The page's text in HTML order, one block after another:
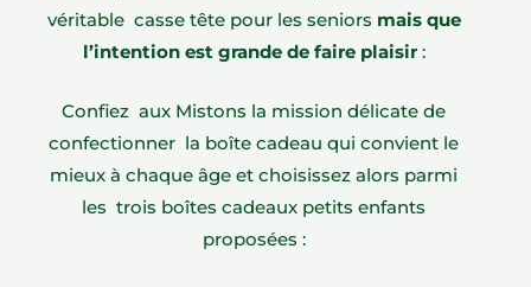
véritable casse tête pour les seniors mais que
l’intention est grande de faire plaisir:
Confiez aux Mistons la mission délicate de
confectionner la boîte cadeau qui convient le
mieux à chaque âge et choisissez alors parmi
les trois boîtes cadeaux petits enfants
proposées :